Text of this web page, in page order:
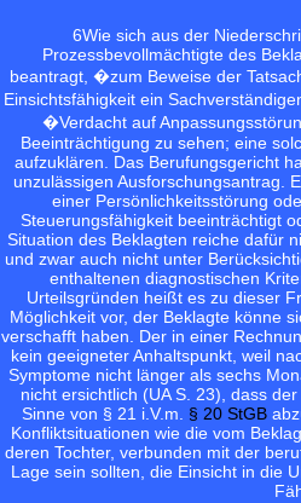
6Wie sich aus der
Prozessbevollmächtigte des
beantragt, �zum Beweise der
Einsichtsfähigkeit ein
�Verdacht auf
Beeinträchtigung zu sehen; eine
aufzuklären. Das Berufungsgericht
unzulässigen Ausforschungsantrag.
einer Persönlichkeitsstörung
Steuerungsfähigkeit beeinträchtigt
Situation des Beklagten reiche dafür
und zwar auch nicht unter
enthaltenen diagnostischen
Urteilsgründen heißt es zu dieser
Möglichkeit vor, der Beklagte könne
verschafft haben. Der in einer
kein geeigneter Anhaltspunkt, weil
Symptome nicht länger als sechs
nicht ersichtlich (UA S. 23), dass
Sinne von § 21 i.V.m. § 20 StGB
Konfliktsituationen wie die vom
deren Tochter, verbunden mit der
Lage sein sollten, die Einsicht in die